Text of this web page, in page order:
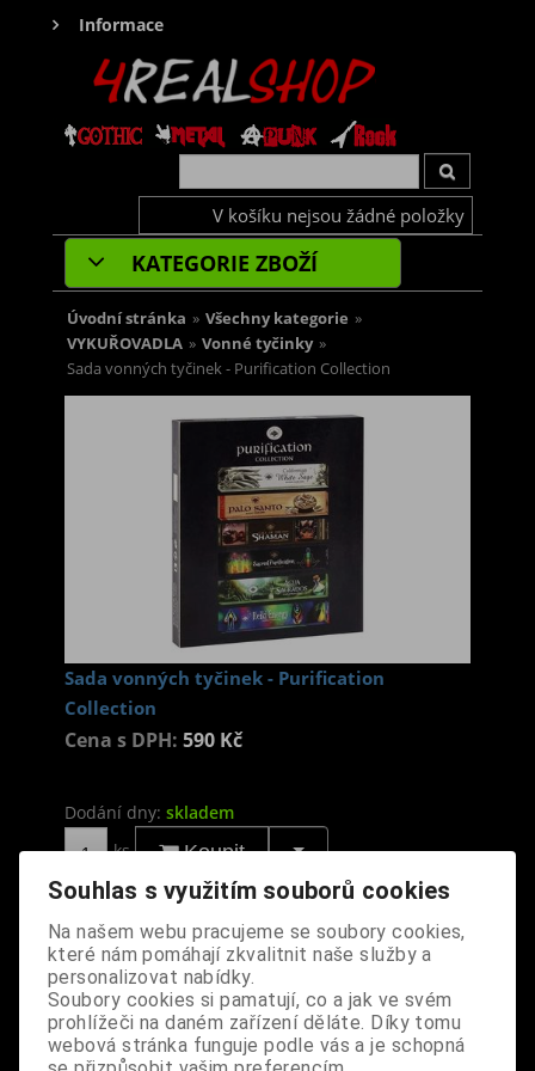
Informace
V košíku nejsou žádné položky
KATEGORIE ZBOŽÍ
Úvodní stránka » Všechny kategorie »
VYKUŘOVADLA » Vonné tyčinky »
Sada vonných tyčinek - Purification Collection
Sada vonných tyčinek - Purification
Collection
Cena s DPH: 590 Kč
Dodání dny: skladem
ks
Koupit
Tabulky velikostí: zde
Výrobce:import NL
Katalogové číslo:DOETTYCBPUS6666
Záruka (měsíců):24
Dotaz na výrobek
Tisk
složení: směs bylin, dřevin, pryskyřic, koření,
Souhlas s využitím souborů cookies
Na našem webu pracujeme se soubory cookies,
které nám pomáhají zkvalitnit naše služby a
personalizovat nabídky.
Soubory cookies si pamatují, co a jak ve svém
prohlížeči na daném zařízení děláte. Díky tomu
webová stránka funguje podle vás a je schopná